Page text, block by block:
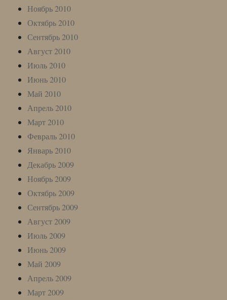
Ноябрь 2010
Октябрь 2010
Сентябрь 2010
Август 2010
Июль 2010
Июнь 2010
Май 2010
Апрель 2010
Март 2010
Февраль 2010
Январь 2010
Декабрь 2009
Ноябрь 2009
Октябрь 2009
Сентябрь 2009
Август 2009
Июль 2009
Июнь 2009
Май 2009
Апрель 2009
Март 2009